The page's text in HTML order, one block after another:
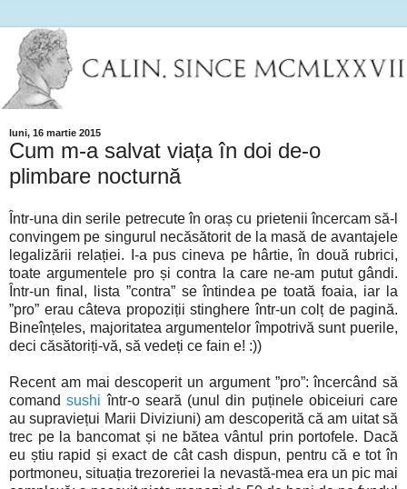
luni, 16 martie 2015
Cum m-a salvat viața în doi de-o
plimbare nocturnă
Într-una din serile petrecute în oraș cu prietenii încercam să-l
convingem pe singurul necăsătorit de la masă de avantajele
legalizării relației. I-a pus cineva pe hârtie, în două rubrici,
toate argumentele pro și contra la care ne-am putut gândi.
Într-un final, lista ”contra” se întindea pe toată foaia, iar la
”pro” erau câteva propoziții stinghere într-un colț de pagină.
Bineînțeles, majoritatea argumentelor împotrivă sunt puerile,
deci căsătoriți-vă, să vedeți ce fain e! :))
Recent am mai descoperit un argument ”pro”: încercând să
comandsushi într-o seară (unul din puținele obiceiuri care
au supraviețui Marii Diviziuni) am descoperită că am uitat să
trec pe la bancomat și ne bătea vântul prin portofele. Dacă
eu știu rapid și exact de cât cash dispun, pentru că e tot în
portmoneu, situația trezoreriei la nevastă-mea era un pic mai